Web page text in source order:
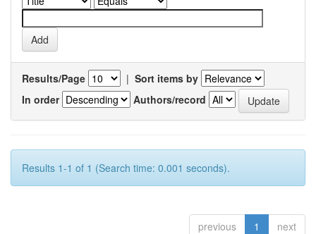
Results/Page | Sort items by
In order
Authors/record
Results 1-1 of 1 (Search time: 0.001 seconds).
previous 1 next